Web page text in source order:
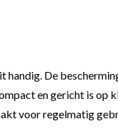
handig. De
en gericht is op
voor regelmatig